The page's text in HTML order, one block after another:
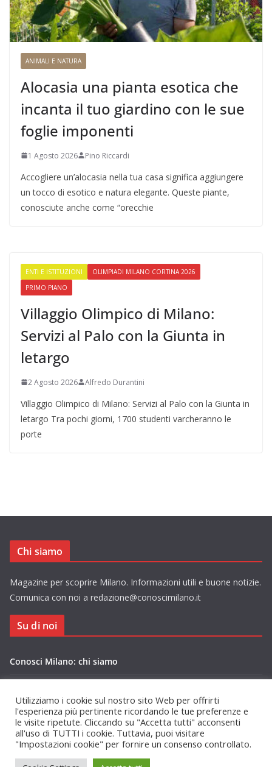
ANIMALI E NATURA
Alocasia una pianta esotica che
incanta il tuo giardino con le sue
foglie imponenti
1 Agosto 2026 Pino Riccardi
Accogliere un’alocasia nella tua casa significa aggiungere
un tocco di esotico e natura elegante. Queste piante,
conosciute anche come “orecchie
ENTI E ISTITUZIONI
OLIMPIADI MILANO CORTINA 2026
PRIMO PIANO
Villaggio Olimpico di Milano:
Servizi al Palo con la Giunta in
letargo
2 Agosto 2026 Alfredo Durantini
Villaggio Olimpico di Milano: Servizi al Palo con la Giunta in
letargo Tra pochi giorni, 1700 studenti varcheranno le
porte
Chi siamo
Magazine per scoprire Milano. Informazioni utili e buone notizie.
Comunica con noi a redazione@conoscimilano.it
Su di noi
Conosci Milano: chi siamo
Copyright © 2026Conosci Milano
Utilizziamo i cookie sul nostro sito Web per offrirti
l'esperienza più pertinente ricordando le tue preferenze e
le visite ripetute. Cliccando su "Accetta tutti" acconsenti
all'uso di TUTTI i cookie. Tuttavia, puoi visitare
"Impostazioni cookie" per fornire un consenso controllato.